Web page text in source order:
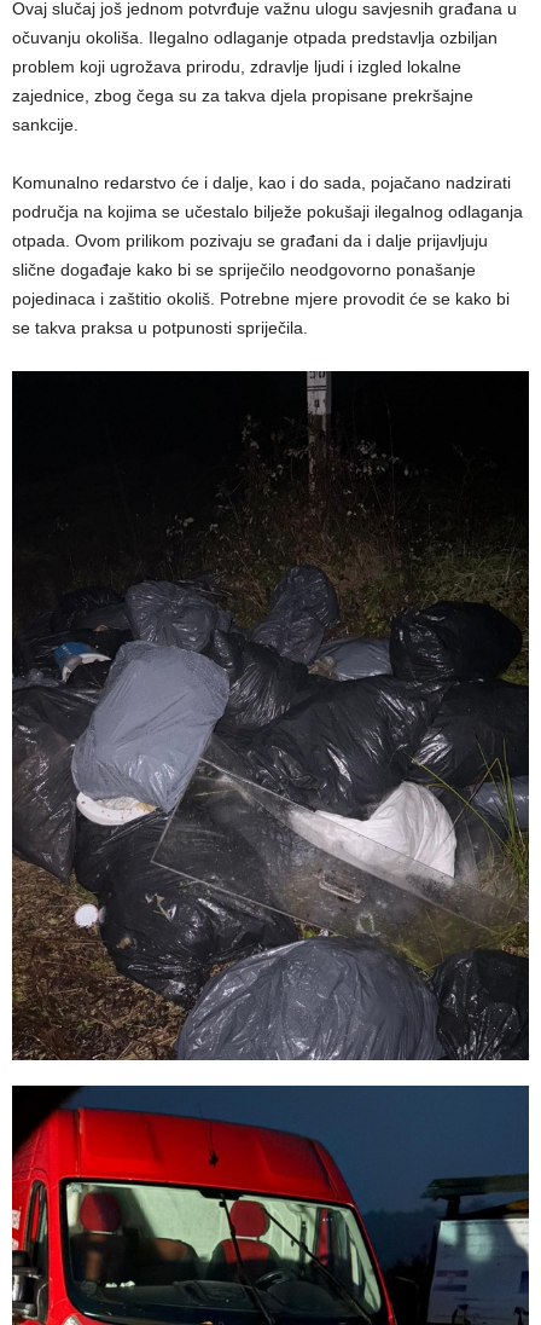
Ovaj slučaj još jednom potvrđuje važnu ulogu savjesnih građana u
očuvanju okoliša. Ilegalno odlaganje otpada predstavlja ozbiljan
problem koji ugrožava prirodu, zdravlje ljudi i izgled lokalne
zajednice, zbog čega su za takva djela propisane prekršajne
sankcije.
Komunalno redarstvo će i dalje, kao i do sada, pojačano nadzirati
područja na kojima se učestalo bilježe pokušaji ilegalnog odlaganja
otpada. Ovom prilikom pozivaju se građani da i dalje prijavljuju
slične događaje kako bi se spriječilo neodgovorno ponašanje
pojedinaca i zaštitio okoliš. Potrebne mjere provodit će se kako bi
se takva praksa u potpunosti spriječila.